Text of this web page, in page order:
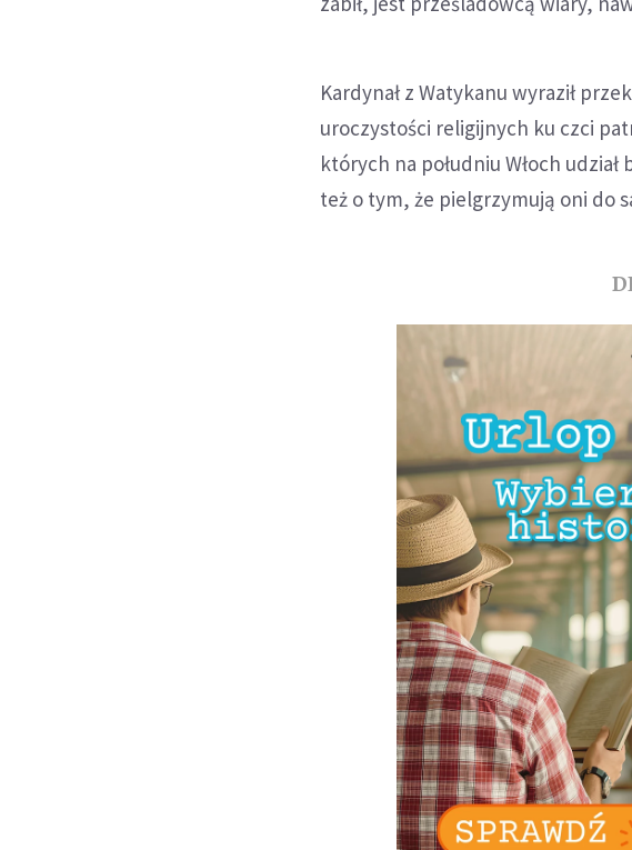
Kardynał z Watykanu wyraził
uroczystości religijnych ku czci
których na południu Włoch
też o tym, że pielgrzymują oni do